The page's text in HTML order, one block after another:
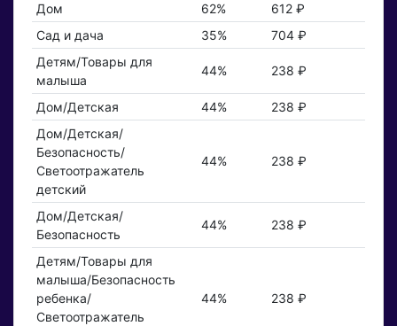
Дом
62%
612 ₽
Сад и дача
35%
704 ₽
Детям/Товары для
малыша
44% 238 ₽
Дом/Детская 44%
238 ₽
Дом/Детская/
Безопасность/
Светоотражатель
детский
44% 238 ₽
Дом/Детская/
Безопасность
44% 238 ₽
Детям/Товары для
малыша/Безопасность
ребенка/
Светоотражатель
44% 238 ₽